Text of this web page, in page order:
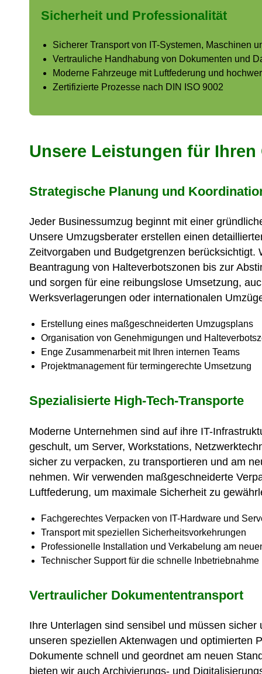
Sicherheit und Professionalität
Sicherer Transport von IT-Systemen, Maschinen
Vertrauliche Handhabung von Dokumenten und
Moderne Fahrzeuge mit Luftfederung und
Zertifizierte Prozesse nach DIN ISO 9002
Unsere Leistungen für Ihren
Strategische Planung und
Jeder Businessumzug beginnt mit einer
Unsere Umzugsberater erstellen einen
Zeitvorgaben und Budgetgrenzen berücksichtigt.
Beantragung von Halteverbotszonen bis zur
und sorgen für eine reibungslose Umsetzung,
Werksverlagerungen oder internationalen
Erstellung eines maßgeschneiderten Umzugsplans
Organisation von Genehmigungen und
Enge Zusammenarbeit mit Ihren internen Teams
Projektmanagement für termingerechte Umsetzung
Spezialisierte High-Tech-Transporte
Moderne Unternehmen sind auf ihre IT-
geschult, um Server, Workstations,
sicher zu verpacken, zu transportieren und am
nehmen. Wir verwenden maßgeschneiderte
Luftfederung, um maximale Sicherheit zu
Fachgerechtes Verpacken von IT-Hardware und
Transport mit speziellen Sicherheitsvorkehrungen
Professionelle Installation und Verkabelung am
Technischer Support für die schnelle Inbetriebnahme
Vertraulicher Dokumententransport
Ihre Unterlagen sind sensibel und müssen
unseren speziellen Aktenwagen und optimierten
Dokumente schnell und geordnet am neuen
bieten wir auch Archivierungs- und